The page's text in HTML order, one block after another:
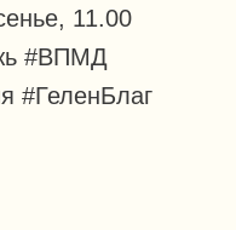
11.00
#ВПМД
#ГеленБлаг